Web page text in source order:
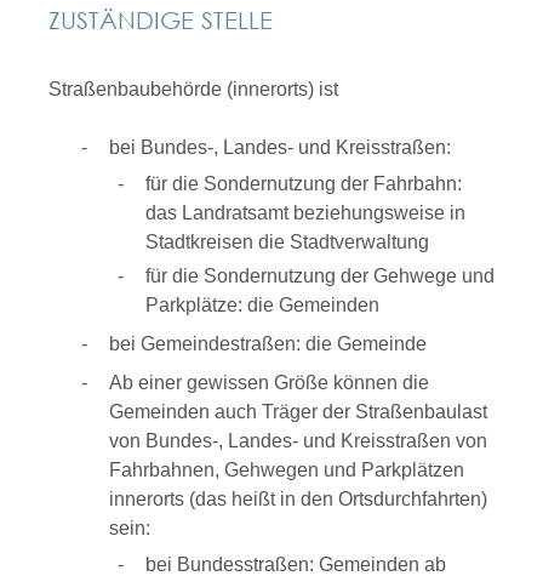
ZUSTÄNDIGE STELLE
Straßenbaubehörde (innerorts) ist
bei Bundes-, Landes- und Kreisstraßen:
für die Sondernutzung der Fahrbahn:
das Landratsamt beziehungsweise in
Stadtkreisen die Stadtverwaltung
für die Sondernutzung der Gehwege und
Parkplätze: die Gemeinden
bei Gemeindestraßen: die Gemeinde
Ab einer gewissen Größe können die
Gemeinden auch Träger der Straßenbaulast
von Bundes-, Landes- und Kreisstraßen von
Fahrbahnen, Gehwegen und Parkplätzen
innerorts (das heißt in den Ortsdurchfahrten)
sein:
bei Bundesstraßen: Gemeinden ab